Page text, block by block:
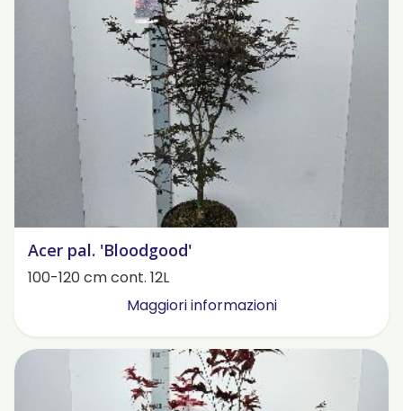
Acer pal. 'Bloodgood'
100-120 cm cont. 12L
Maggiori informazioni